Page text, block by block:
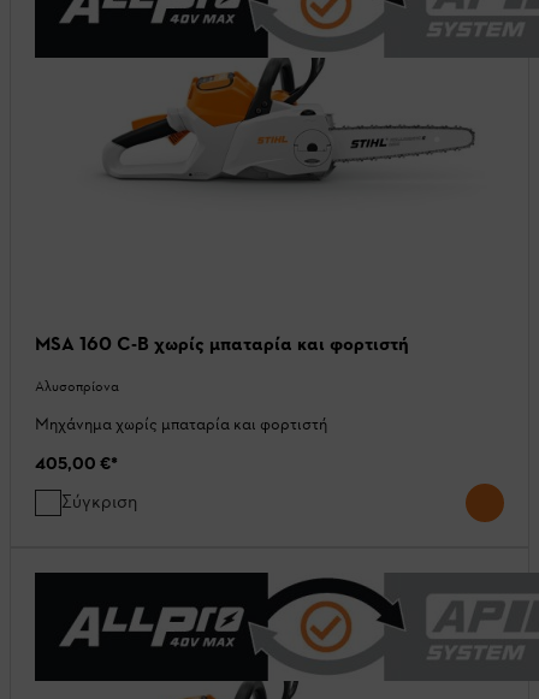
MSA 160 C-B χωρίς μπαταρία και φορτιστή
Αλυσοπρίονα
Μηχάνημα χωρίς μπαταρία και φορτιστή
405,00 €*
Σύγκριση